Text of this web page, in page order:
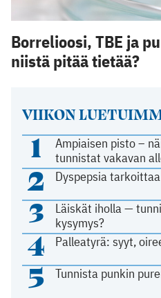
VIIKON
1
Ampiaisen pisto –
tunnistat vakavan
2 Dyspepsia
3
Läiskät iholla —
kysymys?
4 Palleatyrä: syyt,
5 Tunnista punkin
Borrelioosi, TBE ja
niistä pitää tietää?